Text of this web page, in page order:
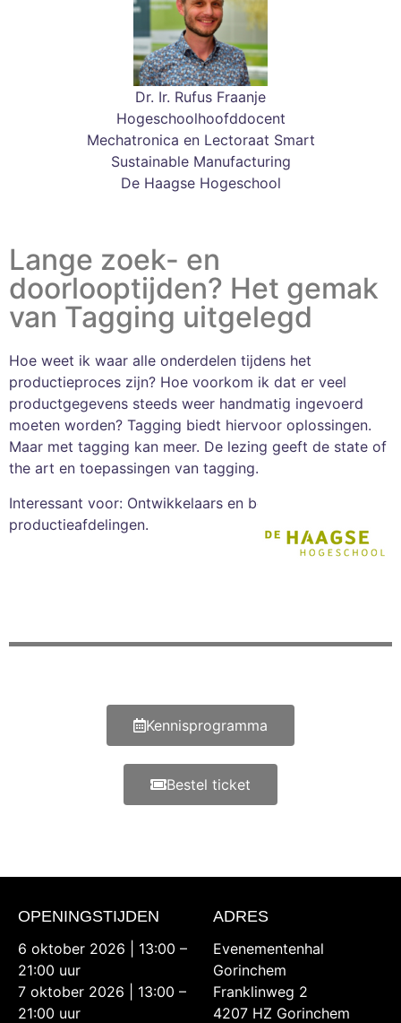
Dr. Ir. Rufus Fraanje
Hogeschoolhoofddocent
Mechatronica en Lectoraat Smart
Sustainable Manufacturing
De Haagse Hogeschool
Lange zoek- en
doorlooptijden? Het gemak
van Tagging uitgelegd
Hoe weet ik waar alle onderdelen tijdens het
productieproces zijn? Hoe voorkom ik dat er veel
productgegevens steeds weer handmatig ingevoerd
moeten worden? Tagging biedt hiervoor oplossingen.
Maar met tagging kan meer. De lezing geeft de state of
the art en toepassingen van tagging.
Interessant voor: Ontwikkelaars en beheerders van
productieafdelingen.
Kennisprogramma
Bestel ticket
OPENINGSTIJDEN
6 oktober 2026 | 13:00 –
21:00 uur
7 oktober 2026 | 13:00 –
21:00 uur
ADRES
Evenementenhal
Gorinchem
Franklinweg 2
4207 HZ Gorinchem